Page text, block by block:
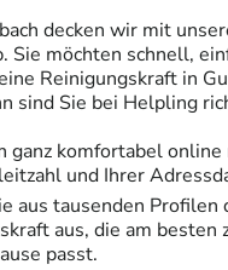
decken wir mit
Sie möchten schnell,
Reinigungskraft in
sind Sie bei Helpling
ganz komfortabel
und Ihrer
aus tausenden Profilen
aus, die am besten
passt.